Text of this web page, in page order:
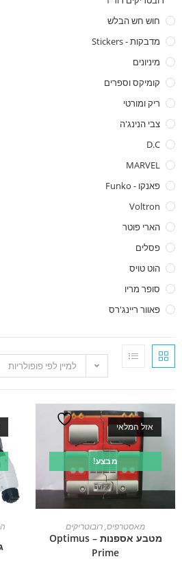
חוש חש הבלש
מדבקות - Stickers
מיניונים
קומיקס וספרים
ריק ומורטי
צבי הנינג'ה
D.C
MARVEL
פאנקו - Funko
Voltron
הארי פוטר
פסלים
הוט טויס
סופר מריו
פאוור ריינג'רס
למיין לפי פופולריות
אזל המלאי
מבצע!
מידע נוסף
מאסטרפיס,רובוטריקים
מטבע אספנות – Optimus
Prime